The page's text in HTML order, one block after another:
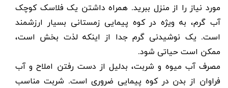
مورد نیاز را از منزل ببرید. همراه داشتن یک فلاسک کوچک
آب گرم، به ویژه در کوه پیمایی زمستانی بسیار ارزشمند
است. یک نوشیدنی گرم جدا از اینکه لذت بخش است،
ممکن است حیاتی شود.
مصرف آب میوه و شربت، بدلیل از دست رفتن املاح و آب
فراوان از بدن در کوه پیمایی ضروری است. شربت مناسب